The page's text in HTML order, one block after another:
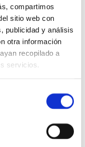
compartimos
sitio web con
publicidad y análisis
otra información
recopilado a
servicios.